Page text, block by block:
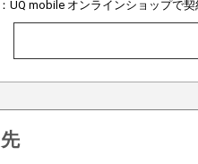
UQ mobile オンラインショップで